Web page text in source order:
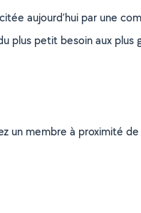
aujourd’hui par une
plus petit besoin aux plus
un membre à proximité de